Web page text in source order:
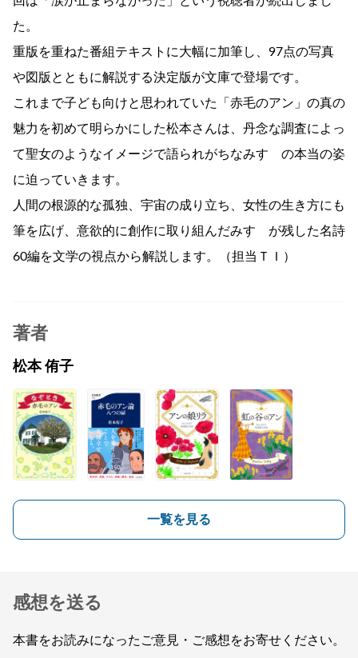
た。
重版を重ねた番組テキストに大幅に加筆し、97点の写真
や図版とともに解説する決定版が文庫で登場です。
これまで子ども向けと思われていた「赤毛のアン」の真の
魅力を初めて明らかにした松本さんは、丹念な調査によっ
て聖女のようなイメージで語られがちなみすゞの本当の姿
に迫っていきます。
人間の根源的な孤独、宇宙の成り立ち、女性の生き方にも
筆を広げ、意欲的に創作に取り組んだみすゞが残した名詩
60編を文学の視点から解説します。（担当ＴＩ）
著者
松本 侑子
一覧を見る
感想を送る
本書をお読みになったご意見・ご感想をお寄せください。